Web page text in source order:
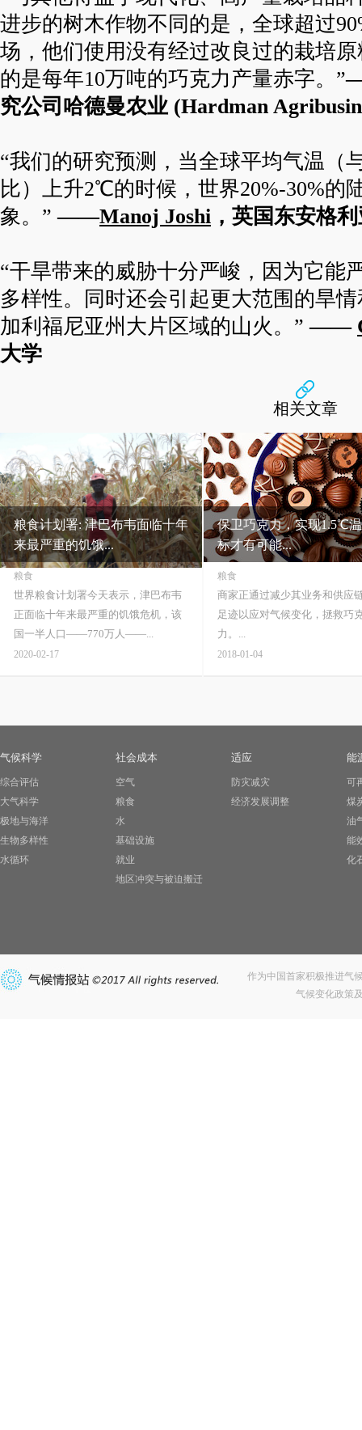
进步的树木作物不同的是，全球超过
场，他们使用没有经过改良过的栽培
的是每年10万吨的巧克力产量赤字。”
究公司哈德曼农业 (Hardman
“我们的研究预测，当全球平均气温（
比）上升2℃的时候，世界20%-30%的
象。”——Manoj Joshi ，英国东安格
“干旱带来的威胁十分严峻，因为它能
多样性。同时还会引起更大范围的旱
加利福尼亚州大片区域的山火。”——
大学
相关文章
粮食计划署: 津巴布韦面临十年
来最严重的饥饿...
粮食
世界粮食计划署今天表示，津巴布韦
正面临十年来最严重的饥饿危机，该
国一半人口——770万人——...
2020-02-17
保卫巧克力，实现1.5℃
标才有可能...
粮食
商家正通过减少其业务和供应
足迹以应对气候变化，拯救巧
力。...
2018-01-04
气候科学
综合评估
大气科学
极地与海洋
生物多样性
水循环
社会成本
空气
粮食
水
基础设施
就业
地区冲突与被迫搬迁
适应
防灾减灾
经济发展调整
能
可
煤
油
能
化
作为中国首家积极推进气
气候变化政策